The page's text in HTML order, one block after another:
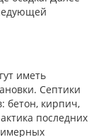
иметь
Септики
бетон, кирпич,
последних